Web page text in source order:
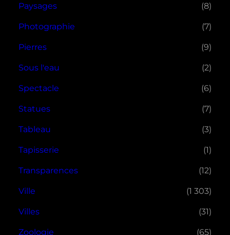
Paysages (8)
Photographie (7)
Pierres (9)
Sous l'eau (2)
Spectacle (6)
Statues (7)
Tableau (3)
Tapisserie (1)
Transparences (12)
Ville (1 303)
Villes (31)
Zoologie (65)